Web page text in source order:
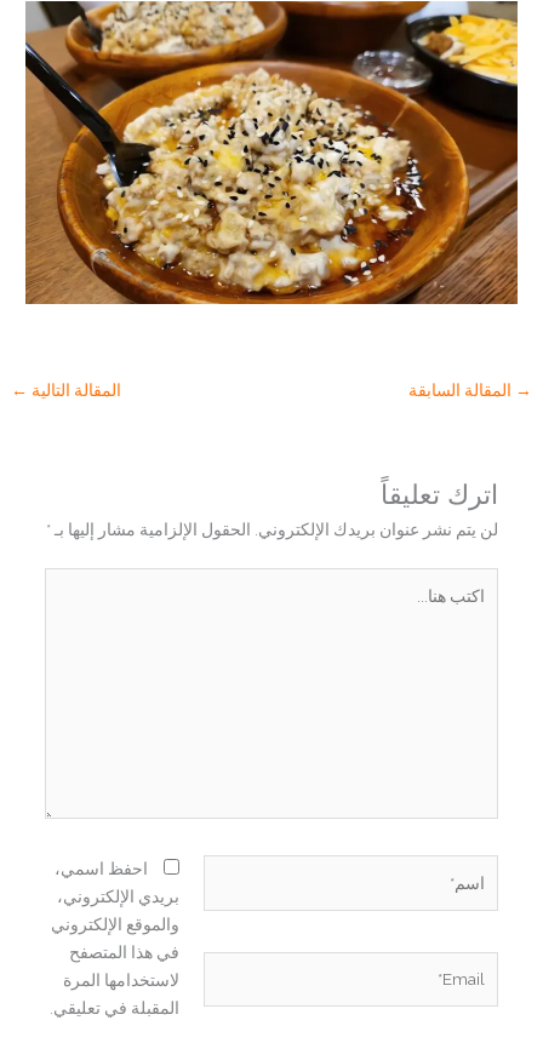
→ المقالة السابقة المقالة التالية ←
اترك تعليقاً
لن يتم نشر عنوان بريدك الإلكتروني. الحقول الإلزامية مشار إليها بـ *
هنا...
احفظ اسمي،
بريدي الإلكتروني،
والموقع الإلكتروني
في هذا المتصفح
لاستخدامها المرة
المقبلة في تعليقي.